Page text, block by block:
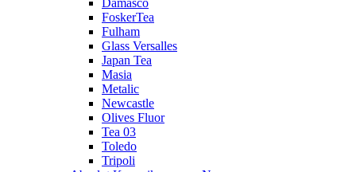
Damasco
FoskerTea
Fulham
Glass Versalles
Japan Tea
Masia
Metalic
Newcastle
Olives Fluor
Tea 03
Toledo
Tripoli